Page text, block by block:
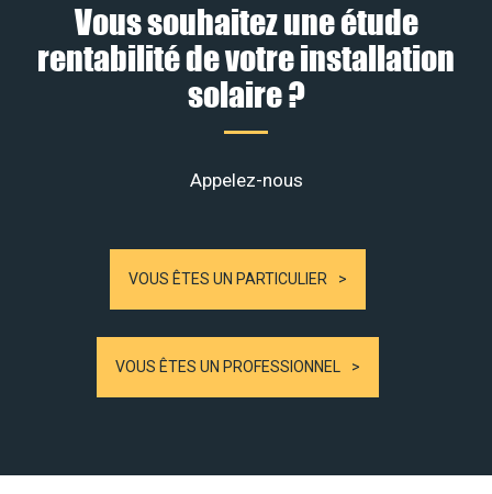
Vous souhaitez une étude
rentabilité de votre installation
solaire ?
Appelez-nous
VOUS ÊTES UN PARTICULIER
VOUS ÊTES UN PROFESSIONNEL